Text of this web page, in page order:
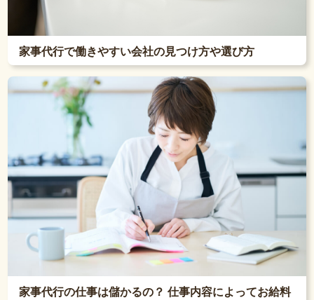
家事代行で働きやすい会社の見つけ方や選び方
家事代行の仕事は儲かるの？ 仕事内容によってお給料